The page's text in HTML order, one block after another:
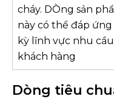
cháy. DÒng sản
này có thể đáp
kỳ lĩnh vực nhu cầu
khách hàng
Dòng tiêu